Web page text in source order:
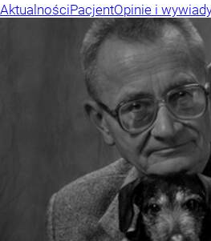
AktualnościPacjentOpinie i